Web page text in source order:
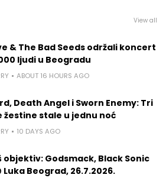
View all
& The Bad Seeds održali koncert
ljudi u Beogradu
ABOUT 16 HOURS AGO
Death Angel i Sworn Enemy: Tri
žestine stale u jednu noć
10 DAYS AGO
objektiv: Godsmack, Black Sonic
Luka Beograd, 26.7.2026.